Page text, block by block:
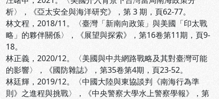
析〉，《亞太安全與海洋研究》，第 3 期，頁62-77。
林文程，2018/11。〈臺灣「新南向政策」與美國「印太戰
略」的夥伴關係〉，《展望與探索》，第16卷第11期，頁9-
18。
林正義，2020/12。〈美國與中共網路戰略及其對臺灣可能
的影響〉，《國防雜誌》，第35卷第4期，頁23-52。
林廷輝，2019/12。〈中國大陸與東協談判《南海行為準
則》之進程與挑戰〉，《中央警察大學水上警察學報》，第